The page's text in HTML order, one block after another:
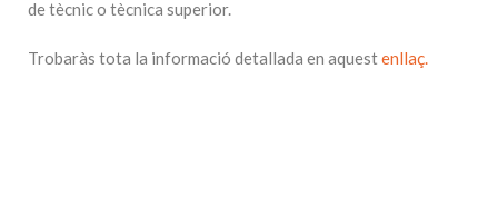
de tècnic o tècnica superior.
Trobaràs tota la informació detallada en aquestenllaç.